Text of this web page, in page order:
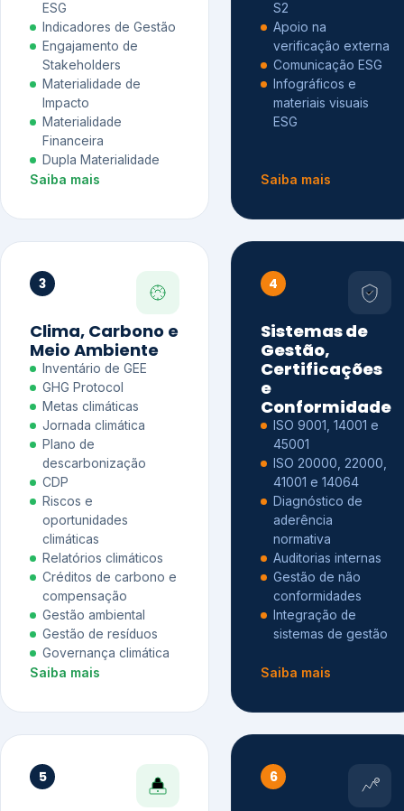
ESG
Indicadores de Gestão
Engajamento de
Stakeholders
Materialidade de
Impacto
Materialidade
Financeira
Dupla Materialidade
Saiba mais
S2
Apoio na
verificação externa
Comunicação ESG
Infográficos e
materiais visuais
ESG
Saiba mais
3
Clima, Carbono e
Meio Ambiente
Inventário de GEE
GHG Protocol
Metas climáticas
Jornada climática
Plano de
descarbonização
CDP
Riscos e
oportunidades
climáticas
Relatórios climáticos
Créditos de carbono e
compensação
Gestão ambiental
Gestão de resíduos
Governança climática
Saiba mais
4
Sistemas de
Gestão,
Certificações
e
Conformidade
ISO 9001, 14001 e
45001
ISO 20000, 22000,
41001 e 14064
Diagnóstico de
aderência
normativa
Auditorias internas
Gestão de não
conformidades
Integração de
sistemas de gestão
Saiba mais
5 6